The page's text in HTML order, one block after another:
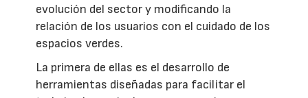
evolución del sector y modificando la
relación de los usuarios con el cuidado de los
espacios verdes.
La primera de ellas es el desarrollo de
herramientas diseñadas para facilitar el